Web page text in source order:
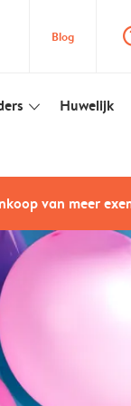
Blog
slim_arrow_down Huwelijk
van meer